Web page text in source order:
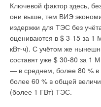
Ключевой фактор здесь,
они выше, тем ВИЭ
издержки для ТЭС без
оцениваются в $ 3-15 за 1
кВт-ч). С учётом же
составят уже $ 30-80 за 1
— в среднем, более 80 % в
более 60 % в общей
(более 1 ГВт) ТЭС.